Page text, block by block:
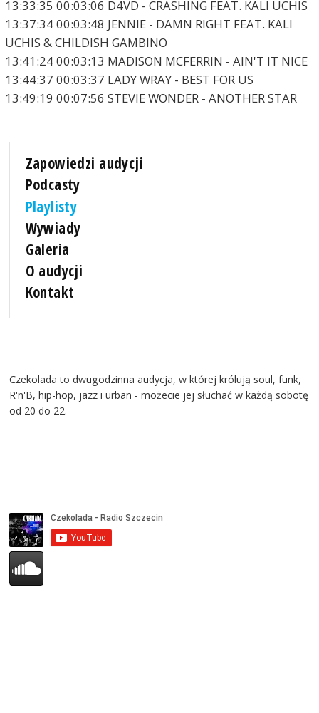
13:33:35 00:03:06 D4VD - CRASHING FEAT. KALI UCHIS
13:37:34 00:03:48 JENNIE - DAMN RIGHT FEAT. KALI
UCHIS & CHILDISH GAMBINO
13:41:24 00:03:13 MADISON MCFERRIN - AIN'T IT NICE
13:44:37 00:03:37 LADY WRAY - BEST FOR US
13:49:19 00:07:56 STEVIE WONDER - ANOTHER STAR
Zapowiedzi audycji
Podcasty
Playlisty
Wywiady
Galeria
O audycji
Kontakt
Czekolada to dwugodzinna audycja, w której królują soul, funk,
R'n'B, hip-hop, jazz i urban - możecie jej słuchać w każdą sobotę
od 20 do 22.